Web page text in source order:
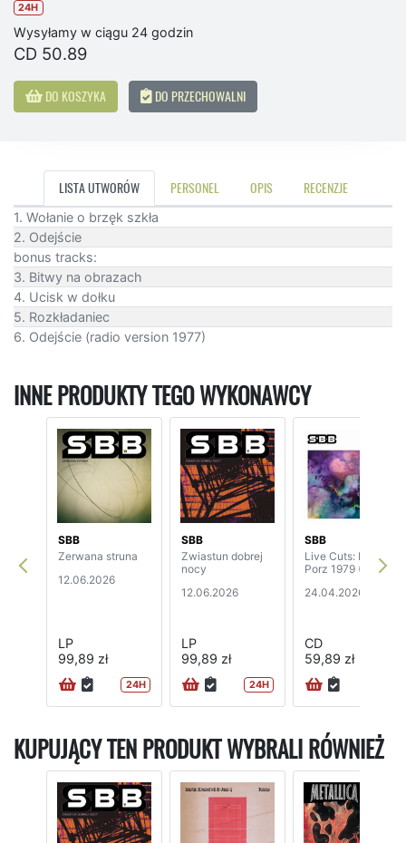
24H
Wysyłamy w ciągu 24 godzin
CD 50.89
DO KOSZYKA DO PRZECHOWALNI
LISTA UTWORÓW PERSONEL OPIS RECENZJE
1. Wołanie o brzęk szkła
2. Odejście
bonus tracks:
3. Bitwy na obrazach
4. Ucisk w dołku
5. Rozkładaniec
6. Odejście (radio version 1977)
INNE PRODUKTY TEGO WYKONAWCY
SBB
Zerwana struna
12.06.2026
LP
99,89 zł
24H
SBB
Zwiastun dobrej
nocy
12.06.2026
LP
99,89 zł
24H
SBB
Live Cuts: Kőln –
Porz 1979 (2CD)
24.04.2026
CD
59,89 zł
KUPUJĄCY TEN PRODUKT WYBRALI RÓWNIEŻ